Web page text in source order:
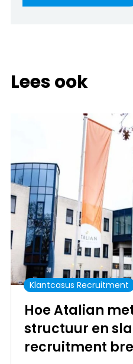
Lees ook
Klantcasus Recruitment
Hoe Atalian
structuur en
recruitment